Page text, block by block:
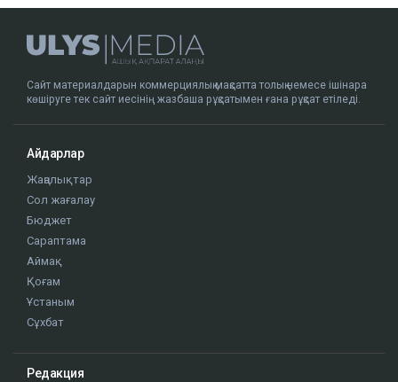
Сайт материалдарын коммерциялық мақсатта толық немесе ішінара
көшіруге тек сайт иесінің жазбаша рұқсатымен ғана рұқсат етіледі.
Айдарлар
Жаңалықтар
Сол жағалау
Бюджет
Сараптама
Аймақ
Қоғам
Ұстаным
Сұхбат
Редакция